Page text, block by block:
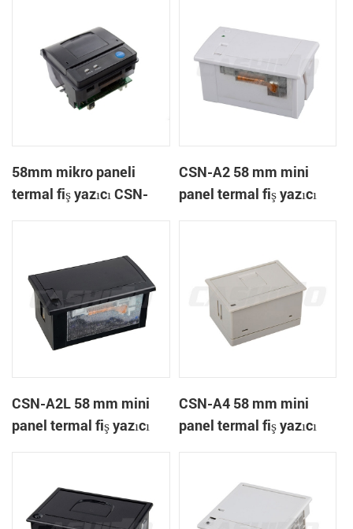
58mm mikro paneli
termal fiş yazıcı CSN-
CSN-A2 58 mm mini
panel termal fiş yazıcı
CSN-A2L 58 mm mini
panel termal fiş yazıcı
CSN-A4 58 mm mini
panel termal fiş yazıcı